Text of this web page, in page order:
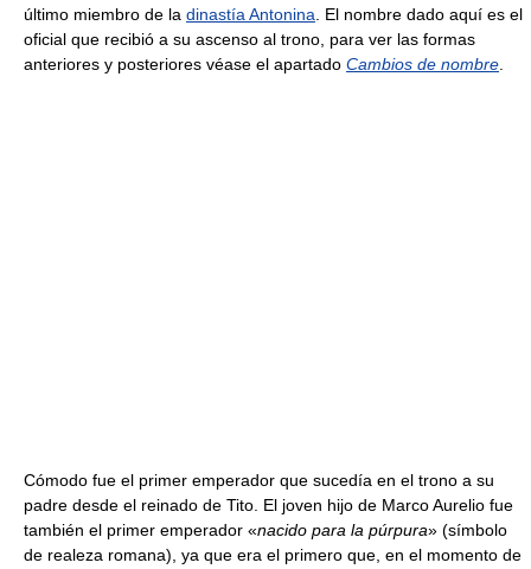
último miembro de la dinastía Antonina . El nombre dado aquí es el
oficial que recibió a su ascenso al trono, para ver las formas
anteriores y posteriores véase el apartado Cambios de nombre
Cómodo fue el primer emperador que sucedía en el trono a su
padre desde el reinado de Tito. El joven hijo de Marco Aurelio fue
también el primer emperador «nacido para la púrpura» (símbolo
de realeza romana), ya que era el primero que, en el momento de